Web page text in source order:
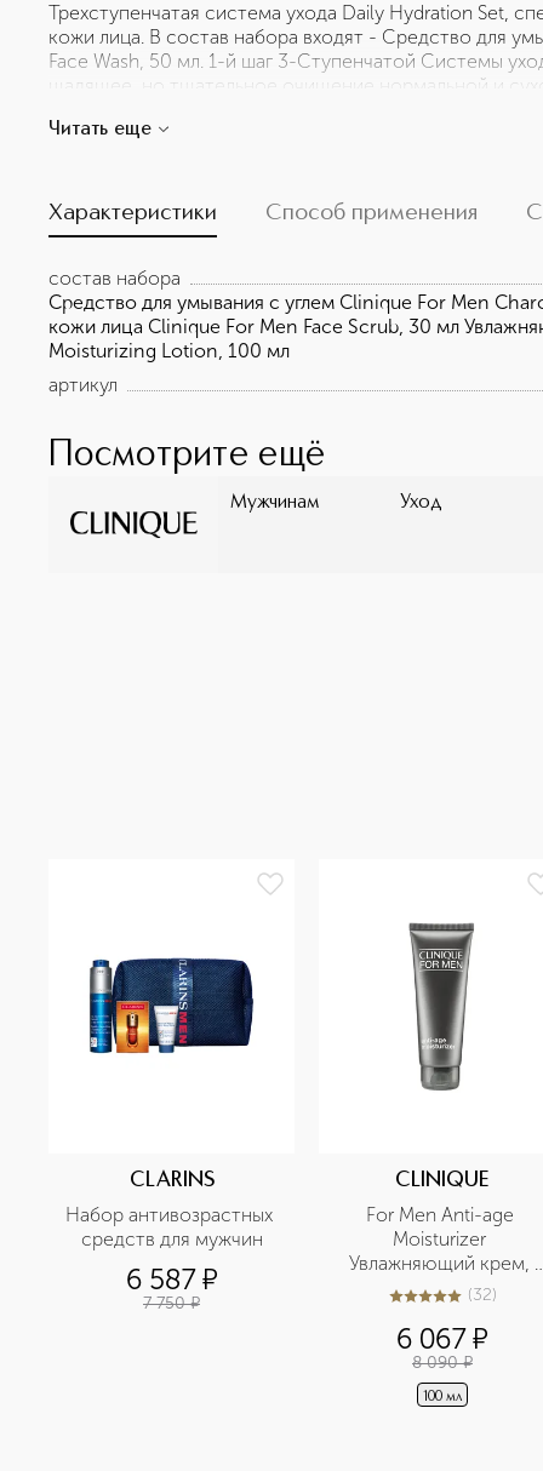
Трехступенчатая система ухода Daily Hydration Set,
кожи лица. В состав набора входят - Средство для
Face Wash, 50 мл. 1-й шаг 3-Ступенчатой Системы
щадящее, но тщательное очищение нормальной и
ухода за кожей. Идеально подходит для
кожи. - Увлажняющее средство Clinique For Men
Ступенчатой Системы ухода за кожей. Увлажняющий
что выбритую кожу. Разработано дерматологами.
Читать еще
Характеристики Способ применения
состав набора
Средство для умывания с углем Clinique For Men
кожи лица Clinique For Men Face Scrub, 30 мл
Moisturizing Lotion, 100 мл
артикул
Посмотрите ещё
Мужчинам Уход
CLARINS
Набор антивозрастных
средств для мужчин
6 587¤
7 750 ¤
CLINIQUE
For Men Anti-age
Moisturizer
Увлажняющий крем,
предотвращающий
признаков старения
5из 532 (32)
6 067¤
8 090 ¤
100 мл